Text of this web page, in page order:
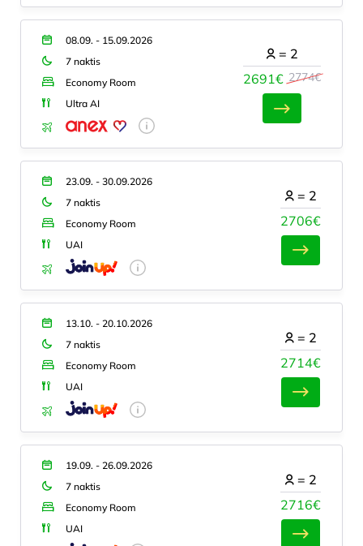
08.09. - 15.09.2026
7 naktis
Economy Room
Ultra AI
2691€ 2774€
= 2
23.09. - 30.09.2026
7 naktis
Economy Room
UAI
2706€
= 2
13.10. - 20.10.2026
7 naktis
Economy Room
UAI
2714€
= 2
19.09. - 26.09.2026
7 naktis
Economy Room
UAI
2716€
= 2